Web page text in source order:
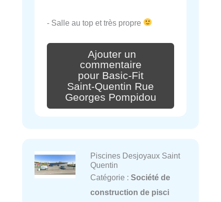
- Salle au top et très propre
Ajouter un
commentaire
pour Basic-Fit
Saint-Quentin Rue
Georges Pompidou
Piscines Desjoyaux Saint
Quentin
Catégorie : Société de
construction de pisci